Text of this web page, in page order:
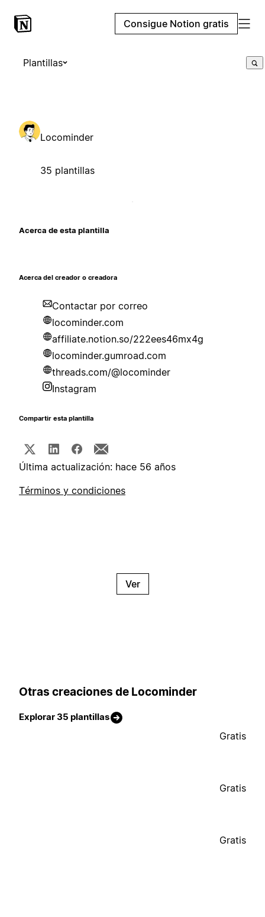
Consigue Notion gratis
Plantillas
Locominder
35 plantillas
Acerca de esta plantilla
Acerca del creador o creadora
Contactar por correo
locominder.com
affiliate.notion.so/222ees46mx4g
locominder.gumroad.com
threads.com/@locominder
Instagram
Compartir esta plantilla
Última actualización: hace 56 años
Términos y condiciones
Ver
Otras creaciones de Locominder
Explorar 35 plantillas
Gratis
Gratis
Gratis